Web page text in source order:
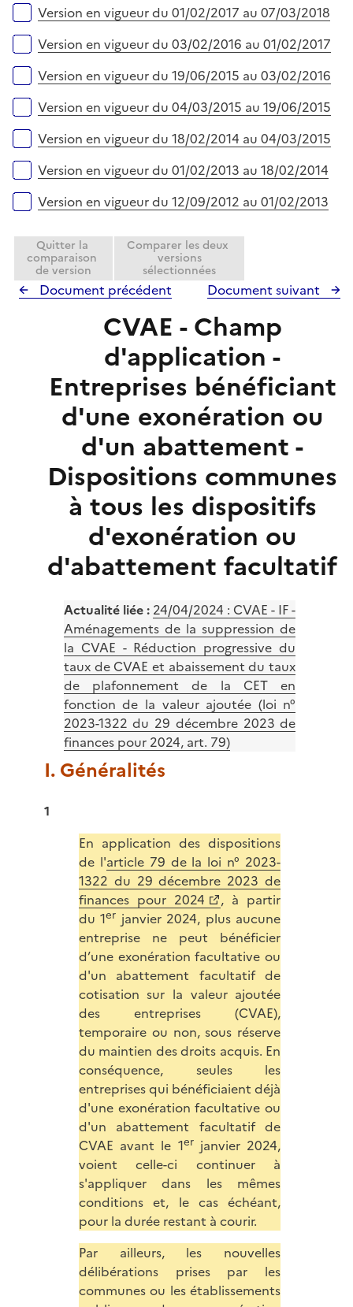
Version en vigueur du 01/02/2017 au 07/03/2018
Version en vigueur du 03/02/2016 au 01/02/2017
Version en vigueur du 19/06/2015 au 03/02/2016
Version en vigueur du 04/03/2015 au 19/06/2015
Version en vigueur du 18/02/2014 au 04/03/2015
Version en vigueur du 01/02/2013 au 18/02/2014
Version en vigueur du 12/09/2012 au 01/02/2013
Quitter la
comparaison
de version
Comparer les deux
versions
sélectionnées
Document précédent Document suivant
CVAE - Champ
d'application -
Entreprises bénéficiant
d'une exonération ou
d'un abattement -
Dispositions communes
à tous les dispositifs
d'exonération ou
d'abattement facultatif
Actualité liée : 24/04/2024 : CVAE - IF -
Aménagements de la suppression de
la CVAE - Réduction progressive du
taux de CVAE et abaissement du taux
de plafonnement de la CET en
fonction de la valeur ajoutée (loi n°
2023-1322 du 29 décembre 2023 de
finances pour 2024, art. 79)
I. Généralités
1
En application des dispositions
de l'article 79 de la loi n° 2023-
1322 du 29 décembre 2023 de
finances pour 2024
, à partir
du 1er janvier 2024, plus aucune
entreprise ne peut bénéficier
d’une exonération facultative ou
d'un abattement facultatif de
cotisation sur la valeur ajoutée
des entreprises (CVAE),
temporaire ou non, sous réserve
du maintien des droits acquis. En
conséquence, seules les
entreprises qui bénéficiaient déjà
d'une exonération facultative ou
d'un abattement facultatif de
CVAE avant le 1erjanvier 2024,
voient celle-ci continuer à
s'appliquer dans les mêmes
conditions et, le cas échéant,
pour la durée restant à courir.
Par ailleurs, les nouvelles
délibérations prises par les
communes ou les établissements